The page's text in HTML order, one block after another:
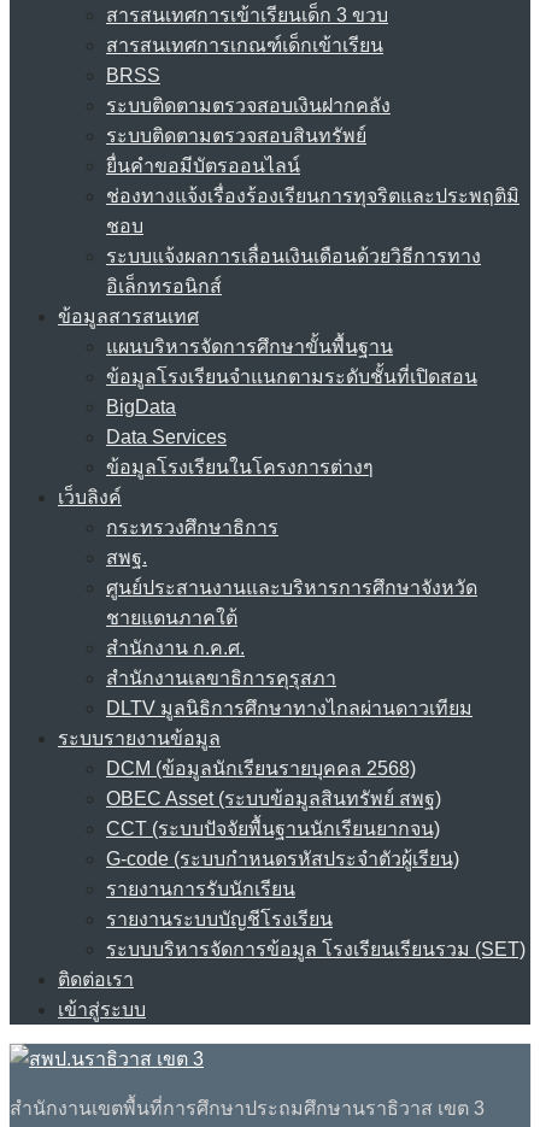
สารสนเทศการเข้าเรียนเด็ก 3 ขวบ
สารสนเทศการเกณฑ์เด็กเข้าเรียน
BRSS
ระบบติดตามตรวจสอบเงินฝากคลัง
ระบบติดตามตรวจสอบสินทรัพย์
ยื่นคำขอมีบัตรออนไลน์
ช่องทางแจ้งเรื่องร้องเรียนการทุจริตและประพฤติมิ
ชอบ
ระบบแจ้งผลการเลื่อนเงินเดือนด้วยวิธีการทาง
อิเล็กทรอนิกส์
ข้อมูลสารสนเทศ
แผนบริหารจัดการศึกษาขั้นพื้นฐาน
ข้อมูลโรงเรียนจำแนกตามระดับชั้นที่เปิดสอน
BigData
Data Services
ข้อมูลโรงเรียนในโครงการต่างๆ
เว็บลิงค์
กระทรวงศึกษาธิการ
สพฐ.
ศูนย์ประสานงานและบริหารการศึกษาจังหวัด
ชายแดนภาคใต้
สำนักงาน ก.ค.ศ.
สำนักงานเลขาธิการคุรุสภา
DLTV มูลนิธิการศึกษาทางไกลผ่านดาวเทียม
ระบบรายงานข้อมูล
DCM (ข้อมูลนักเรียนรายบุคคล 2568)
OBEC Asset (ระบบข้อมูลสินทรัพย์ สพฐ)
CCT (ระบบปัจจัยพื้นฐานนักเรียนยากจน)
G-code (ระบบกำหนดรหัสประจำตัวผู้เรียน)
รายงานการรับนักเรียน
รายงานระบบบัญชีโรงเรียน
ระบบบริหารจัดการข้อมูล โรงเรียนเรียนรวม (SET)
ติดต่อเรา
เข้าสู่ระบบ
สำนักงานเขตพื้นที่การศึกษาประถมศึกษานราธิวาส เขต 3